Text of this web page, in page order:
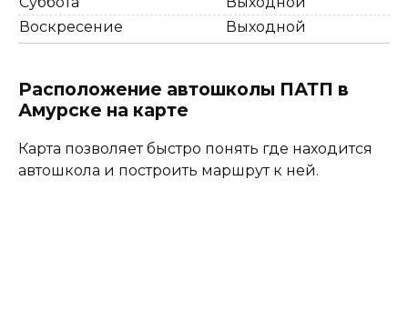
Воскресение
Выходной
Расположение автошколы ПАТП в
Амурске на карте
Карта позволяет быстро понять где находится
автошкола и построить маршрут к ней.